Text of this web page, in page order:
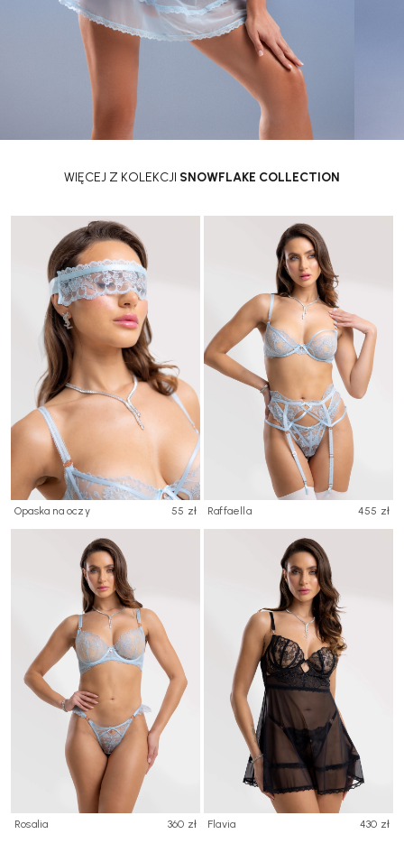
WIĘCEJ Z KOLEKCJI SNOWFLAKE COLLECTION
Opaska na oczy 55 zł Raffaella 455 zł
Rosalia 360 zł Flavia 430 zł